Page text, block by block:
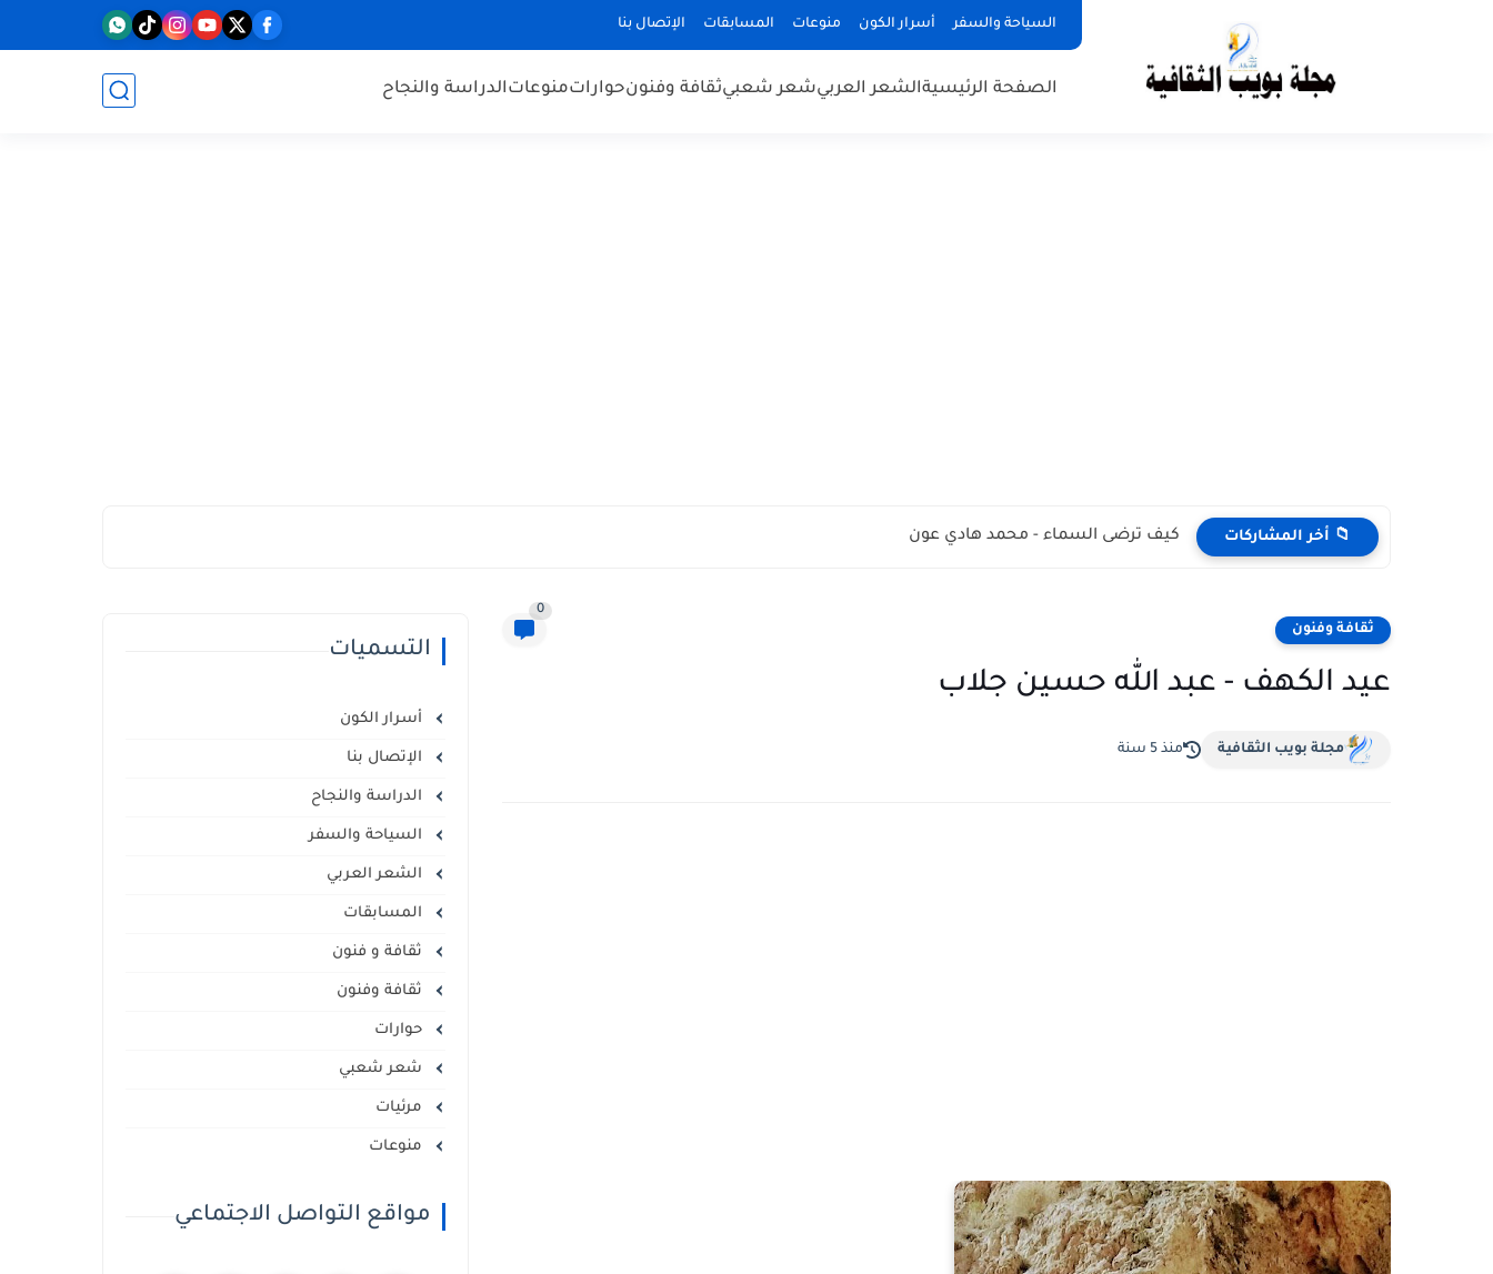
السياحة والسفر أسرار الكون منوعات المسابقات الإتصال بنا
الصفحة الرئيسيةالشعر العربيشعر شعبيثقافة وفنونحواراتمنوعاتالدراسة والنجاح
📁 أخر المشاركات كيف ترضى السماء - محمد هادي عون
ثقافة وفنون
0
عيد الكهف - عبد الله حسين جلاب
مجلة بويب الثقافية منذ 5 سنة
التسميات
أسرار الكون
الإتصال بنا
الدراسة والنجاح
السياحة والسفر
الشعر العربي
المسابقات
ثقافة و فنون
ثقافة وفنون
حوارات
شعر شعبي
مرئيات
منوعات
مواقع التواصل الاجتماعي